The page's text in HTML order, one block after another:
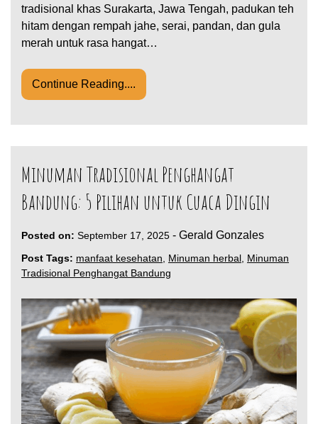
tradisional khas Surakarta, Jawa Tengah, padukan teh
hitam dengan rempah jahe, serai, pandan, dan gula
merah untuk rasa hangat…
Continue Reading....
Minuman Tradisional Penghangat
Bandung: 5 Pilihan untuk Cuaca Dingin
Posted on: September 17, 2025 - Gerald Gonzales
Post Tags: manfaat kesehatan, Minuman herbal, Minuman
Tradisional Penghangat Bandung